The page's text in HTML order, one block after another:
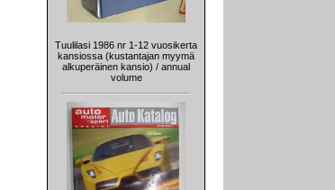
Tuulilasi 1986 nr 1-12 vuosikerta
kansiossa (kustantajan myymä
alkuperäinen kansio) / annual
volume